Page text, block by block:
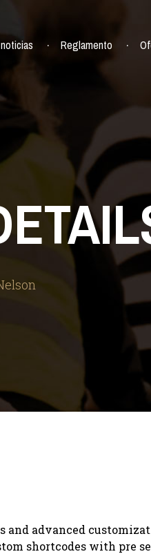
Reglamento
advanced
shortcodes with pre